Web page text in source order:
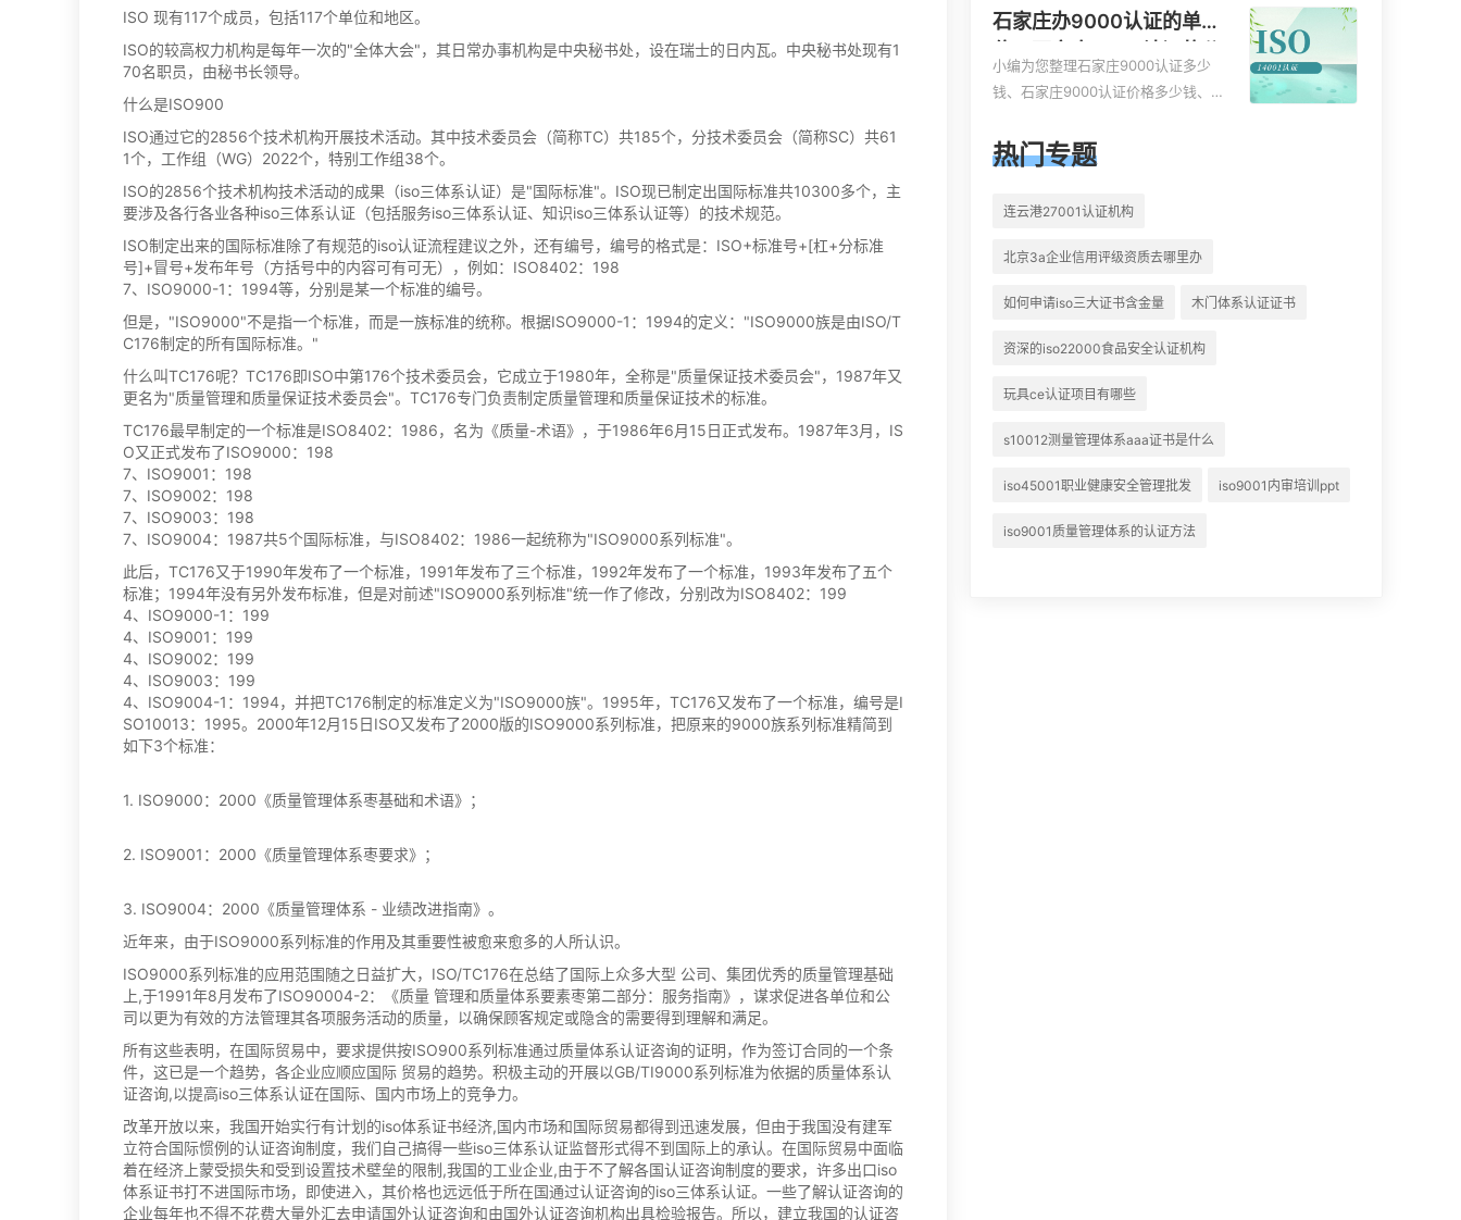
ISO 现有117个成员，包括117个单位和地区。
ISO的较高权力机构是每年一次的"全体大会"，其日常办事机构是中央秘书处，设在瑞士的日内瓦。中央秘书处现有1
70名职员，由秘书长领导。
什么是ISO900
ISO通过它的2856个技术机构开展技术活动。其中技术委员会（简称TC）共185个，分技术委员会（简称SC）共61
1个，工作组（WG）2022个，特别工作组38个。
ISO的2856个技术机构技术活动的成果（iso三体系认证）是"国际标准"。ISO现已制定出国际标准共10300多个，主
要涉及各行各业各种iso三体系认证（包括服务iso三体系认证、知识iso三体系认证等）的技术规范。
ISO制定出来的国际标准除了有规范的iso认证流程建议之外，还有编号，编号的格式是：ISO+标准号+[杠+分标准
号]+冒号+发布年号（方括号中的内容可有可无），例如：ISO8402：198
7、ISO9000-1：1994等，分别是某一个标准的编号。
但是，"ISO9000"不是指一个标准，而是一族标准的统称。根据ISO9000-1：1994的定义："ISO9000族是由ISO/T
C176制定的所有国际标准。"
什么叫TC176呢？TC176即ISO中第176个技术委员会，它成立于1980年，全称是"质量保证技术委员会"，1987年又
更名为"质量管理和质量保证技术委员会"。TC176专门负责制定质量管理和质量保证技术的标准。
TC176最早制定的一个标准是ISO8402：1986，名为《质量-术语》，于1986年6月15日正式发布。1987年3月，IS
O又正式发布了ISO9000：198
7、ISO9001：198
7、ISO9002：198
7、ISO9003：198
7、ISO9004：1987共5个国际标准，与ISO8402：1986一起统称为"ISO9000系列标准"。
此后，TC176又于1990年发布了一个标准，1991年发布了三个标准，1992年发布了一个标准，1993年发布了五个
标准；1994年没有另外发布标准，但是对前述"ISO9000系列标准"统一作了修改，分别改为ISO8402：199
4、ISO9000-1：199
4、ISO9001：199
4、ISO9002：199
4、ISO9003：199
4、ISO9004-1：1994，并把TC176制定的标准定义为"ISO9000族"。1995年，TC176又发布了一个标准，编号是I
SO10013：1995。2000年12月15日ISO又发布了2000版的ISO9000系列标准，把原来的9000族系列标准精简到
如下3个标准：
1. ISO9000：2000《质量管理体系枣基础和术语》；
2. ISO9001：2000《质量管理体系枣要求》；
3. ISO9004：2000《质量管理体系 - 业绩改进指南》。
近年来，由于ISO9000系列标准的作用及其重要性被愈来愈多的人所认识。
ISO9000系列标准的应用范围随之日益扩大，ISO/TC176在总结了国际上众多大型 公司、集团优秀的质量管理基础
上,于1991年8月发布了ISO90004-2：《质量 管理和质量体系要素枣第二部分：服务指南》，谋求促进各单位和公
司以更为有效的方法管理其各项服务活动的质量，以确保顾客规定或隐含的需要得到理解和满足。
所有这些表明，在国际贸易中，要求提供按ISO900系列标准通过质量体系认证咨询的证明，作为签订合同的一个条
件，这已是一个趋势，各企业应顺应国际 贸易的趋势。积极主动的开展以GB/TI9000系列标准为依据的质量体系认
证咨询,以提高iso三体系认证在国际、国内市场上的竞争力。
改革开放以来，我国开始实行有计划的iso体系证书经济,国内市场和国际贸易都得到迅速发展，但由于我国没有建军
立符合国际惯例的认证咨询制度，我们自己搞得一些iso三体系认证监督形式得不到国际上的承认。在国际贸易中面临
着在经济上蒙受损失和受到设置技术壁垒的限制,我国的工业企业,由于不了解各国认证咨询制度的要求，许多出口iso
体系证书打不进国际市场，即使进入，其价格也远远低于所在国通过认证咨询的iso三体系认证。一些了解认证咨询的
企业每年也不得不花费大量外汇去申请国外认证咨询和由国外认证咨询机构出具检验报告。所以，建立我国的认证咨
服务资质哪家便宜、安全运维服务资
质认证哪家效率高、信息系统安全集
成服务资质认证的申请书相关iso体系
认证知识，详情可查看下方正文！
石家庄办9000认证的单
司
小编为您整理石家庄9000认证多少
钱、石家庄9000认证价格多少钱、石
000认证价格贵吗、石家庄9000认证
费用大概多钱相关iso体系认证知识，
热门专题
连云港27001认证机构
北京3a企业信用评级资质去哪里办
如何申请iso三大证书含金量 木门体系认证证书
资深的iso22000食品安全认证机构
玩具ce认证项目有哪些
s10012测量管理体系aaa证书是什么
iso45001职业健康安全管理批发 iso9001内审培训ppt
iso9001质量管理体系的认证方法